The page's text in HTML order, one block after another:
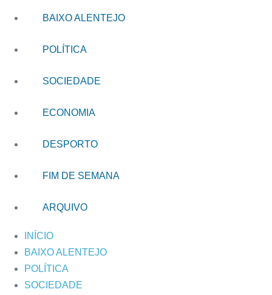
BAIXO ALENTEJO
POLÍTICA
SOCIEDADE
ECONOMIA
DESPORTO
FIM DE SEMANA
ARQUIVO
INÍCIO
BAIXO ALENTEJO
POLÍTICA
SOCIEDADE